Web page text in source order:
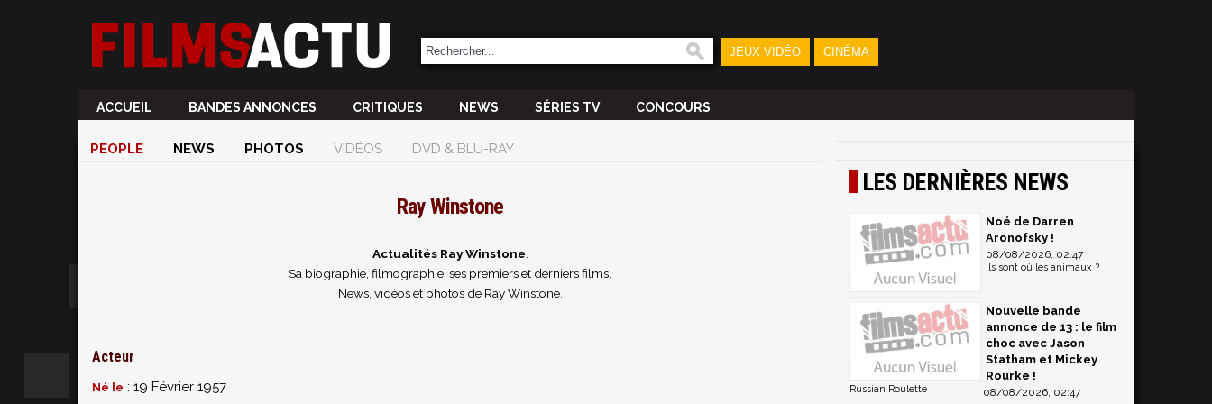
JEUX VIDÉO CINÉMA
ACCUEIL BANDES ANNONCES CRITIQUES NEWS SÉRIES TV CONCOURS
PEOPLE NEWS PHOTOS VIDÉOS DVD & BLU-RAY
Ray Winstone
Actualités Ray Winstone
Sa biographie, filmographie, ses premiers et derniers films.
News, vidéos et photos de Ray Winstone.
Acteur
Né le : 19 Février 1957
LES DERNIÈRES NEWS
Noé de Darren
Aronofsky !
08/08/2026, 02:47
Ils sont où les animaux ?
Nouvelle bande
annonce de 13 : le film
choc avec Jason
Statham et Mickey
Rourke !
08/08/2026, 02:47
Russian Roulette